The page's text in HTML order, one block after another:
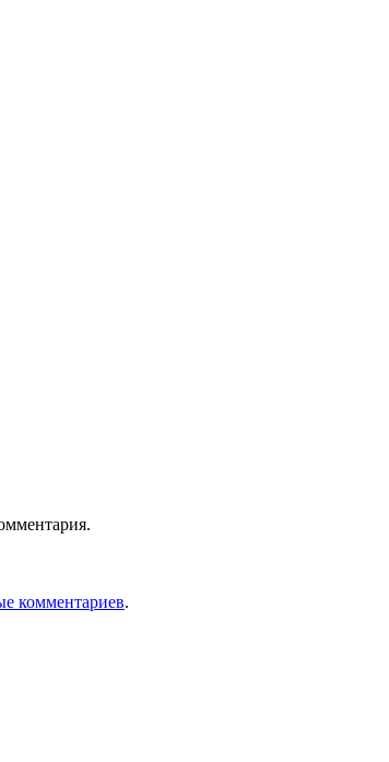
комментариев.